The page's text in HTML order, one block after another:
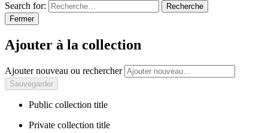
Search for:
Recherche
Fermer
Ajouter à la collection
Ajouter nouveau ou rechercher
Public collection title
Private collection title